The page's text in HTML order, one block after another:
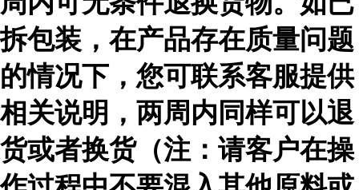
拆包装，在产品存在质量问题
的情况下，您可联系客服提供
相关说明，两周内同样可以退
货或者换货（注：请客户在操